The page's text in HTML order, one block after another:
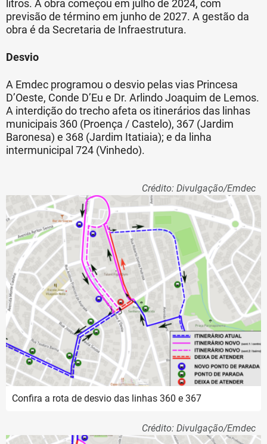
litros. A obra começou em julho de 2024, com
previsão de término em junho de 2027. A gestão da
obra é da Secretaria de Infraestrutura.
Desvio
A Emdec programou o desvio pelas vias Princesa
D’Oeste, Conde D’Eu e Dr. Arlindo Joaquim de Lemos.
A interdição do trecho afeta os itinerários das linhas
municipais 360 (Proença / Castelo), 367 (Jardim
Baronesa) e 368 (Jardim Itatiaia); e da linha
intermunicipal 724 (Vinhedo).
Crédito: Divulgação/Emdec
Confira a rota de desvio das linhas 360 e 367
Crédito: Divulgação/Emdec